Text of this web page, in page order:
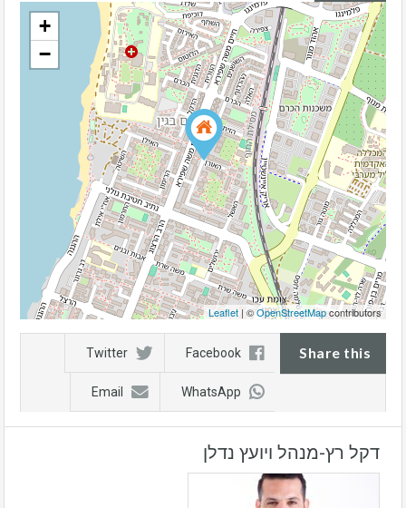
+
−
Leaflet | ©OpenStreetMapcontributors
Share this
Facebook
Twitter
WhatsApp
Email
דקל רץ-מנהל ויועץ נדלן